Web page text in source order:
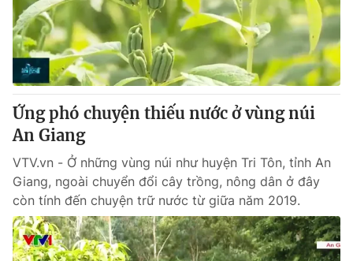
Ứng phó chuyện thiếu nước ở vùng núi
An Giang
VTV.vn - Ở những vùng núi như huyện Tri Tôn, tỉnh An
Giang, ngoài chuyển đổi cây trồng, nông dân ở đây
còn tính đến chuyện trữ nước từ giữa năm 2019.